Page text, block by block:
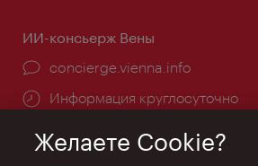
ИИ-консьерж Вены
concierge.vienna.info
Информация круглосуточно
Желаете Cookie?